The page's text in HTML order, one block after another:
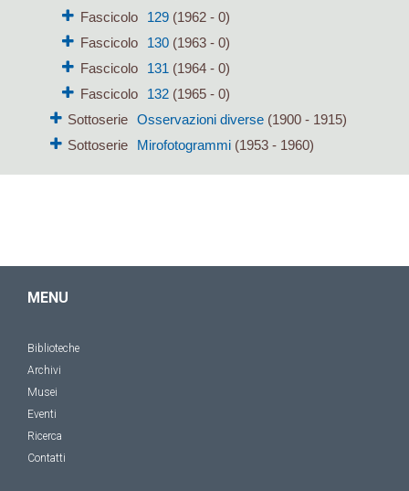
Fascicolo
129(1962 - 0)
Fascicolo
130(1963 - 0)
Fascicolo
131 (1964 - 0)
Fascicolo
132(1965 - 0)
Sottoserie
Osservazioni diverse (1900 - 1915)
Sottoserie
Mirofotogrammi (1953 - 1960)
MENU
Biblioteche
Archivi
Musei
Eventi
Ricerca
Contatti